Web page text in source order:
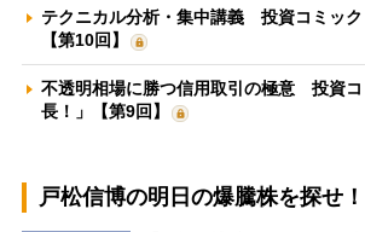
テクニカル分析・集中講義 投資コミック
【第10回】
不透明相場に勝つ信用取引の極意 投資
長！」【第9回】
戸松信博の明日の爆騰株を探せ！